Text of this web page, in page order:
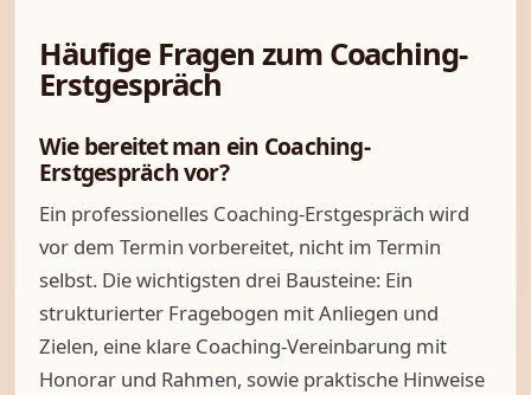
Häufige Fragen zum Coaching-
Erstgespräch
Wie bereitet man ein Coaching-
Erstgespräch vor?
Ein professionelles Coaching-Erstgespräch wird
vor dem Termin vorbereitet, nicht im Termin
selbst. Die wichtigsten drei Bausteine: Ein
strukturierter Fragebogen mit Anliegen und
Zielen, eine klare Coaching-Vereinbarung mit
Honorar und Rahmen, sowie praktische Hinweise